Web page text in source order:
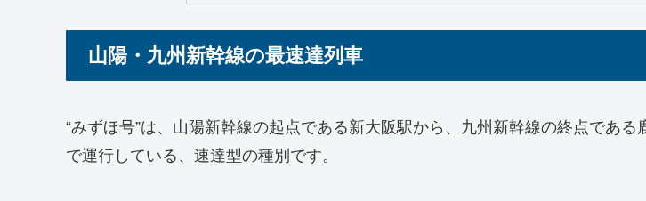
山陽・九州新幹線の最速達列車
“みずほ号”は、山陽新幹線の起点である新大阪駅から、九州新幹線の終点である
で運行している、速達型の種別です。